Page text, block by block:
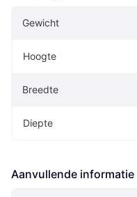
Gewicht
Hoogte
Breedte
Diepte
Aanvullende informatie